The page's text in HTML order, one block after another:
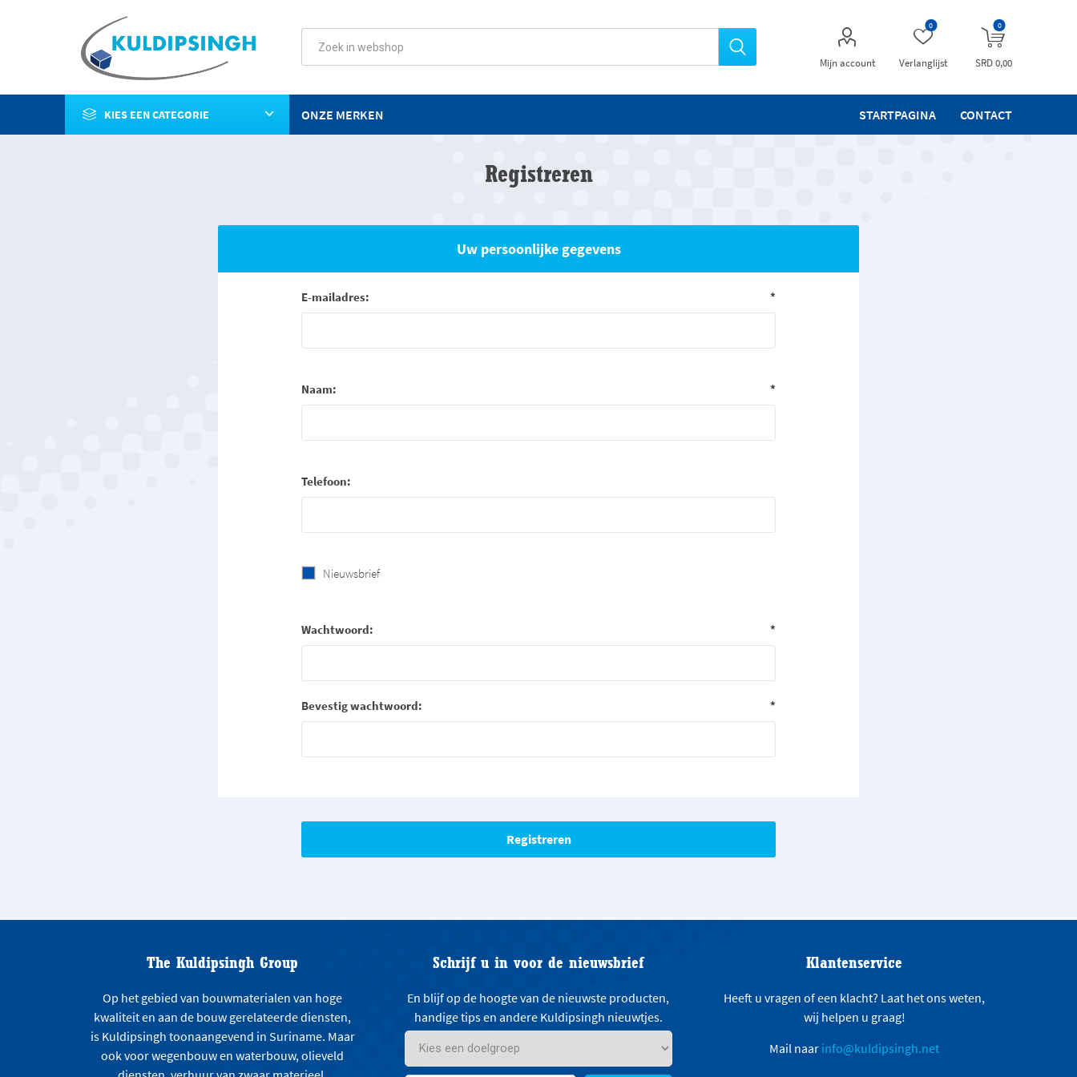
Mijn account Verlanglijst
0 0
SRD 0,00
KIES EEN CATEGORIE STARTPAGINA CONTACT
ONZE MERKEN
Registreren
Uw persoonlijke gegevens
E-mailadres: *
Naam: *
Telefoon:
Nieuwsbrief
Wachtwoord: *
Bevestig wachtwoord: *
The Kuldipsingh Group
Op het gebied van bouwmaterialen van hoge
kwaliteit en aan de bouw gerelateerde diensten,
is Kuldipsingh toonaangevend in Suriname. Maar
ook voor wegenbouw en waterbouw, olieveld
Schrijf u in voor de nieuwsbrief
En blijf op de hoogte van de nieuwste producten,
handige tips en andere Kuldipsingh nieuwtjes.
Klantenservice
Heeft u vragen of een klacht? Laat het ons weten,
wij helpen u graag!
Mail naar info@kuldipsingh.net